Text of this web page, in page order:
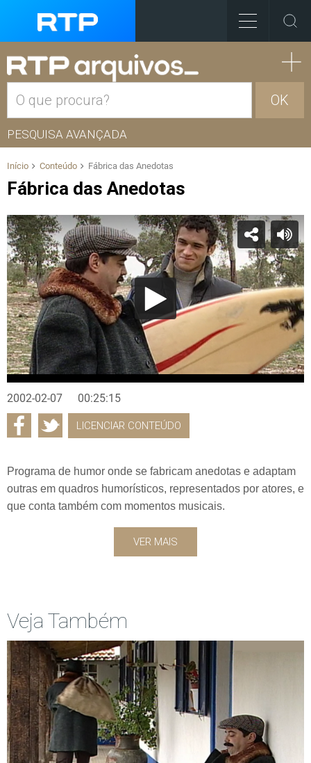
OK
PESQUISA AVANÇADA
Início Conteúdo Fábrica das Anedotas
Fábrica das Anedotas
2002-02-07 00:25:15
LICENCIAR CONTEÚDO
Programa de humor onde se fabricam anedotas e adaptam
outras em quadros humorísticos, representados por atores, e
que conta também com momentos musicais.
VER MAIS
Veja Também